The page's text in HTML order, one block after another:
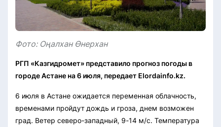
Фото: Оңалхан Өнерхан
РГП «Казгидромет» представило прогноз погоды в
городе Астане на 6 июля, передает Elordainfo.kz.
6 июля в Астане ожидается переменная облачность,
временами пройдут дождь и гроза, днем возможен
град. Ветер северо-западный, 9-14 м/с. Температура